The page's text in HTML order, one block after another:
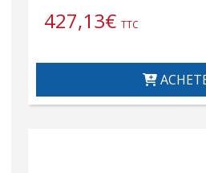
427,13€ TTC